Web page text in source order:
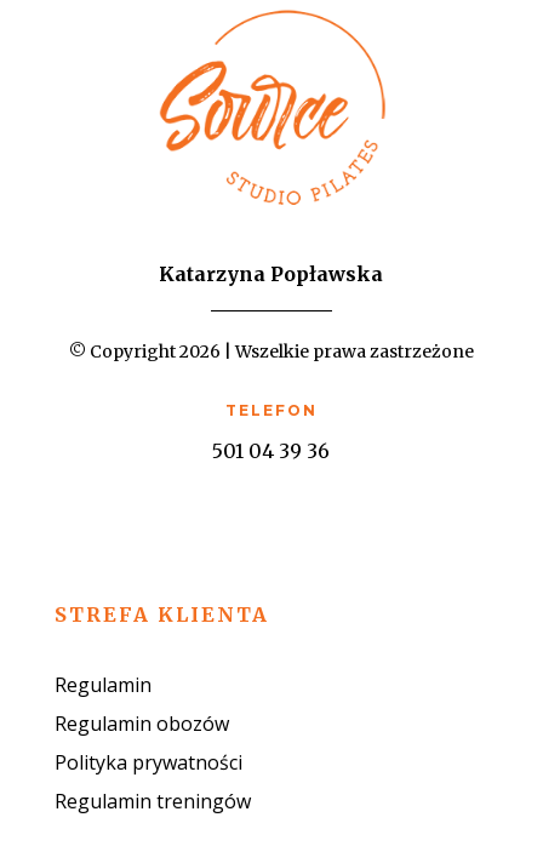
Katarzyna Popławska
© Copyright 2026 | Wszelkie prawa zastrzeżone
TELEFON
501 04 39 36
STREFA KLIENTA
Regulamin
Regulamin obozów
Polityka prywatności
Regulamin treningów